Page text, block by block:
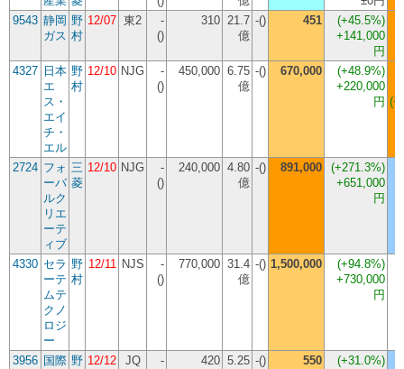
9543 静岡
ガス
野
村
12/07 東2
-
()
310 21.7
億
-() 451 (+45.5%)
+141,000
円
4327 日本
エ
ス・
エイ
チ・
エル
野
村
12/10 NJG
-
()
450,000 6.75
億
-() 670,000 (+48.9%)
+220,000
円
2724 フォ
ーバ
ルク
リエ
ーテ
ィブ
三
菱
12/10 NJG
-
()
240,000 4.80
億
-() 891,000 (+271.3%)
+651,000
円
4330 セラ
ーテ
ムテ
クノ
ロジ
ー
野
村
12/11 NJS
-
()
770,000 31.4
億
-() 1,500,000 (+94.8%)
+730,000
円
3956 国際 野 12/12 JQ
-
420 5.25 -() 550 (+31.0%)